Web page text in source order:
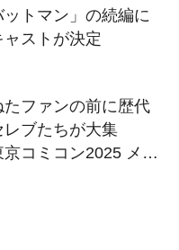
ットマン」の続編に
ャストが決定
たファンの前に歴代
レブたちが大集
コミコン2025 メモ